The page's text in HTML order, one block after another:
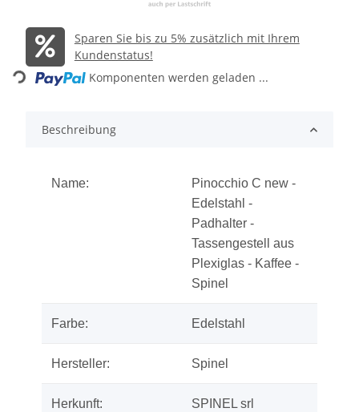
Sparen Sie bis zu 5% zusätzlich mit Ihrem
Kundenstatus!
Loading... Komponenten werden geladen ...
Beschreibung
Name:
Pinocchio C new -
Edelstahl -
Padhalter -
Tassengestell aus
Plexiglas - Kaffee -
Spinel
Farbe: Edelstahl
Hersteller: Spinel
Herkunft:
SPINEL srl